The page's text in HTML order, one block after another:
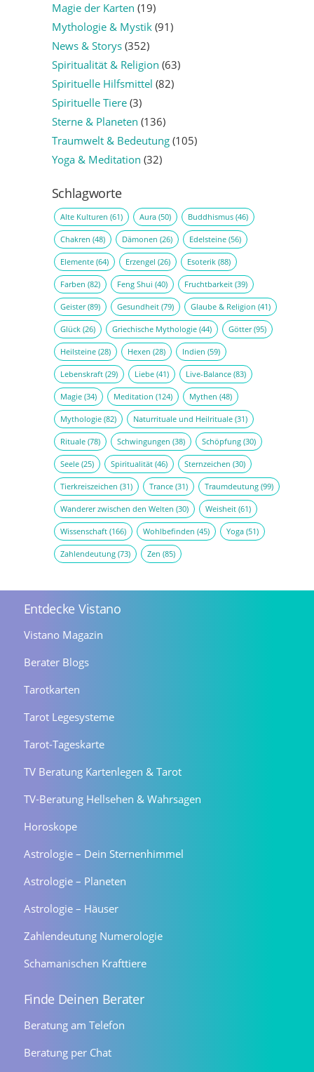
Magie der Karten (19)
Mythologie & Mystik(91)
News & Storys(352)
Spiritualität & Religion (63)
Spirituelle Hilfsmittel (82)
Spirituelle Tiere(3)
Sterne & Planeten (136)
Traumwelt & Bedeutung(105)
Yoga & Meditation (32)
Schlagworte
Alte Kulturen (61) Aura(50) Buddhismus(46)
Chakren (48) Dämonen (26) Edelsteine(56)
Elemente(64) Erzengel (26) Esoterik(88)
Farben (82) Feng Shui (40) Fruchtbarkeit(39)
Geister(89) Gesundheit(79) Glaube & Religion (41)
Glück(26) Griechische Mythologie(44) Götter(95)
Heilsteine(28) Hexen (28) Indien (59)
Lebenskraft(29) Liebe(41) Live-Balance(83)
Magie(34) Meditation (124) Mythen (48)
Mythologie(82) Naturrituale und Heilrituale(31)
Rituale(78) Schwingungen (38) Schöpfung(30)
Seele(25) Spiritualität(46) Sternzeichen (30)
Tierkreiszeichen (31) Trance(31) Traumdeutung(99)
Wanderer zwischen den Welten (30) Weisheit(61)
Wissenschaft(166) Wohlbefinden (45) Yoga(51)
Zahlendeutung(73) Zen (85)
Entdecke Vistano
Vistano Magazin
Berater Blogs
Tarotkarten
Tarot Legesysteme
Tarot-Tageskarte
TV Beratung Kartenlegen & Tarot
TV-Beratung Hellsehen & Wahrsagen
Horoskope
Astrologie – Dein Sternenhimmel
Astrologie – Planeten
Astrologie – Häuser
Zahlendeutung Numerologie
Schamanischen Krafttiere
Finde Deinen Berater
Beratung am Telefon
Beratung per Chat